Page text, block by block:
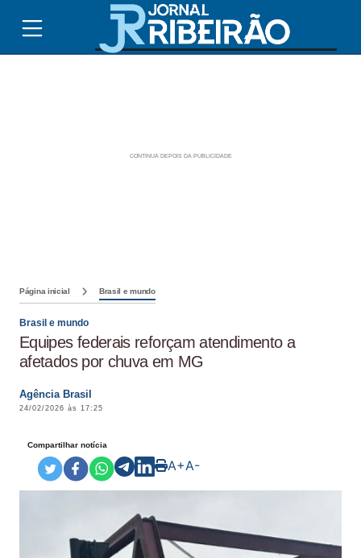
Página inicial Brasil e mundo
Brasil e mundo
Equipes federais reforçam atendimento a
afetados por chuva em MG
Agência Brasil
24/02/2026 às 17:25
Compartilhar notícia
A+A-